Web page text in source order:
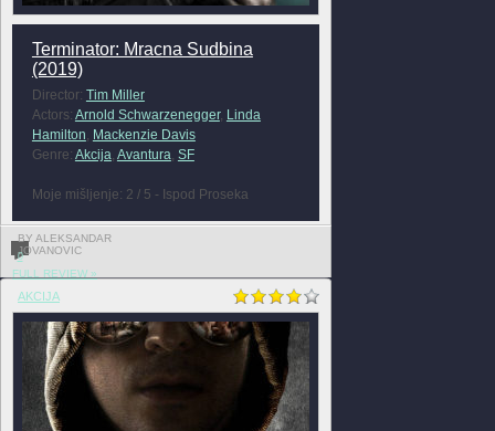
Terminator: Mracna Sudbina
(2019)
Director: Tim Miller
Actors: Arnold Schwarzenegger, Linda
Hamilton Mackenzie Davis
Genre: Akcija Avantura SF
Moje mišljenje: 2 / 5 - Ispod Proseka
BY ALEKSANDAR
JOVANOVIC
0
FULL REVIEW »
AKCIJA